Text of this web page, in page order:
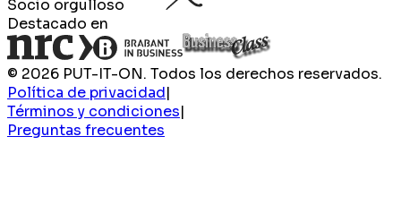
Socio orgulloso
Destacado en
© 2026 PUT-IT-ON. Todos los derechos reservados.
Política de privacidad|
Términos y condiciones|
Preguntas frecuentes